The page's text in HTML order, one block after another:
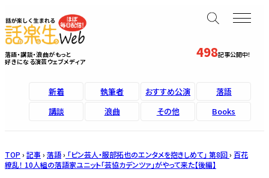
498記事公開中！
落語・講談・浪曲がもっと
好きになる演芸ウェブメディア
新着 執筆者 おすすめ公演
落語
講談
浪曲 その他 Books
TOP › 記事 › 落語› 「ピン芸人・服部拓也のエンタメを抱きしめて」 第8回› 百花
繚乱！ 10人組の落語家ユニット「芸協カデンツァ」がやって来た【後編】